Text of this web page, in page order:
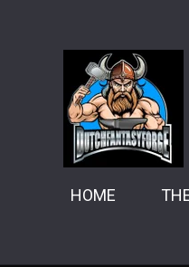
Hauptinhalt
HOME